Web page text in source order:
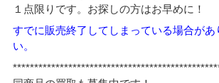
１点限りです。お探しの方はお早めに！
すでに販売終了してしまっている場合があ
い。